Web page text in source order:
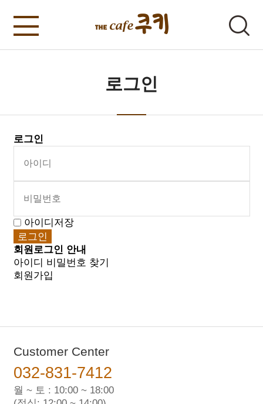
로그인
로그인
아이디저장
회원로그인 안내
아이디 비밀번호 찾기
회원가입
Customer Center
032-831-7412
월 ~ 토 : 10:00 ~ 18:00